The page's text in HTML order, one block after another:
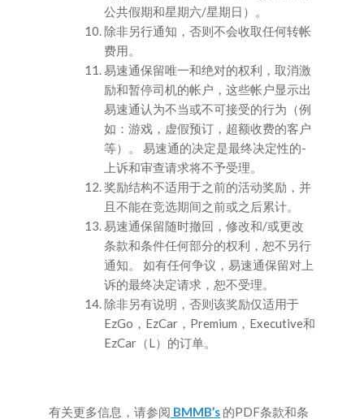
公共假期和星期六/星期日）。
除非另行通知，否则不会收取任何转帐
费用。
易速通保留唯一和绝对的权利，取消激
励和暂停司机的帐户，这些帐户显示出
易速通认为不当或不可接受的行为（例
如：游戏，虚假预订，超额收费的客户
等）。 易速通的决定是最终决定性的-
上诉和审查请求将不予受理。
奖励结构不适用于之前的活动奖励，并
且不能在竞选期间之前或之后累计。
易速通保留随时撤回，修改和/或更改
条款和条件任何部分的权利，恕不另行
通知。 如有任何争议，易速通保留对上
诉的最终决定请求，恕不受理。
除非另有说明，否则该奖励仅适用于
EzGo，EzCar，Premium，Executive和
EzCar（L）的订单。
有关更多信息，请参阅 BMMB’s 的PDF条款和条